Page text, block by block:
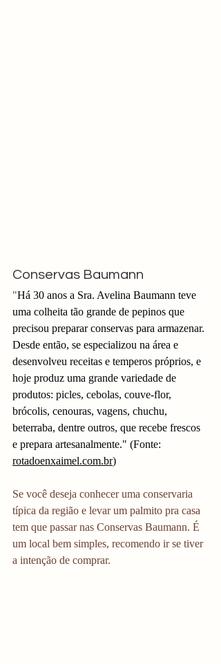
Conservas Baumann
"Há 30 anos a Sra. Avelina Baumann teve
uma colheita tão grande de pepinos que
precisou preparar conservas para armazenar.
Desde então, se especializou na área e
desenvolveu receitas e temperos próprios, e
hoje produz uma grande variedade de
produtos: picles, cebolas, couve-flor,
brócolis, cenouras, vagens, chuchu,
beterraba, dentre outros, que recebe frescos
e prepara artesanalmente." (Fonte:
rotadoenxaimel.com.br)
Se você deseja conhecer uma conservaria
típica da região e levar um palmito pra casa
tem que passar nas Conservas Baumann. É
um local bem simples, recomendo ir se tiver
a intenção de comprar.